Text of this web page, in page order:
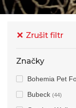
Zrušit filtr
Značky
Bohemia Pet
Bubeck (44)